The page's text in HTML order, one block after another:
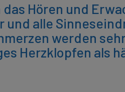
Hören und
alle
werden
Herzklopfen als